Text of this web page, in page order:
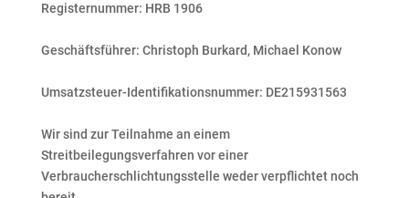
Registernummer: HRB 1906
Geschäftsführer: Christoph Burkard, Michael Konow
Umsatzsteuer-Identifikationsnummer: DE215931563
Wir sind zur Teilnahme an einem
Streitbeilegungsverfahren vor einer
Verbraucherschlichtungsstelle weder verpflichtet noch